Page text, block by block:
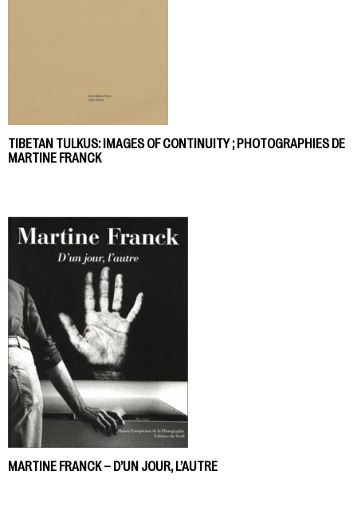
TIBETAN TULKUS: IMAGES OF CONTINUITY ; PHOTOGRAPHIES DE
MARTINE FRANCK
MARTINE FRANCK – D’UN JOUR, L’AUTRE